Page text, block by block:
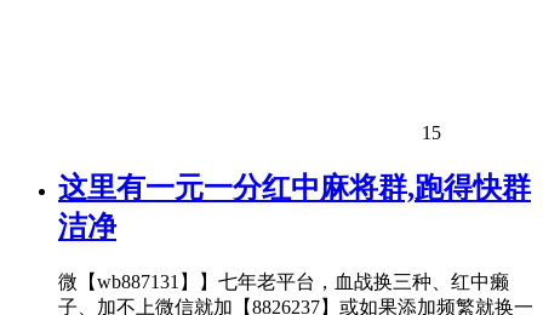
15
这里有一元一分红中麻将群,跑得快群
洁净
微【wb887131】】七年老平台，血战换三种、红中癞
子、加不上微信就加【8826237】或如果添加频繁就换一